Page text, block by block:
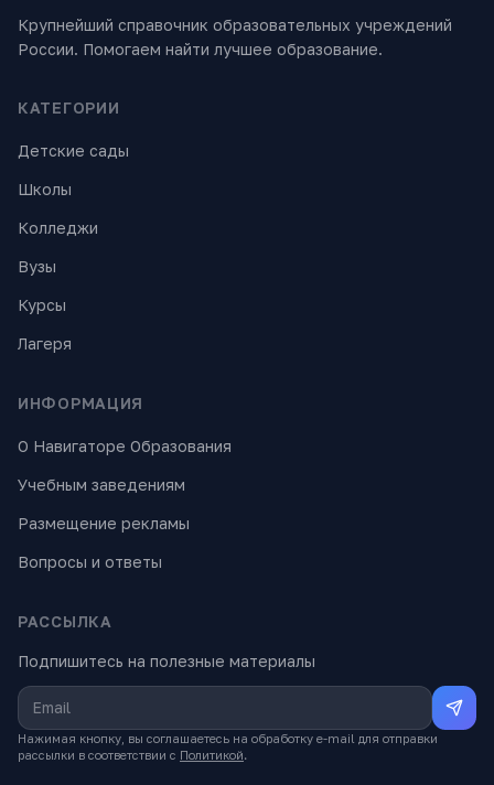
Крупнейший справочник образовательных учреждений
России. Помогаем найти лучшее образование.
КАТЕГОРИИ
Детские сады
Школы
Колледжи
Вузы
Курсы
Лагеря
ИНФОРМАЦИЯ
О Навигаторе Образования
Учебным заведениям
Размещение рекламы
Вопросы и ответы
РАССЫЛКА
Подпишитесь на полезные материалы
Нажимая кнопку, вы соглашаетесь на обработку e-mail для отправки
рассылки в соответствии с Политикой.